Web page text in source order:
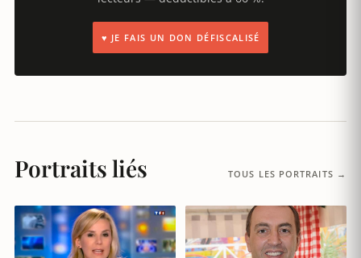
♥ JE FAIS UN DON DÉFISCALISÉ
Portraits liés TOUS LES PORTRAITS →